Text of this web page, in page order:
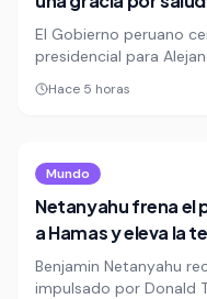
El Gobierno peruano
presidencial para
corrupción, al señalar
pensar en un indulto.
Hace 5 horas
Mundo
Netanyahu frena el
a Hamas y eleva la
Benjamin Netanyahu
impulsado por Donald